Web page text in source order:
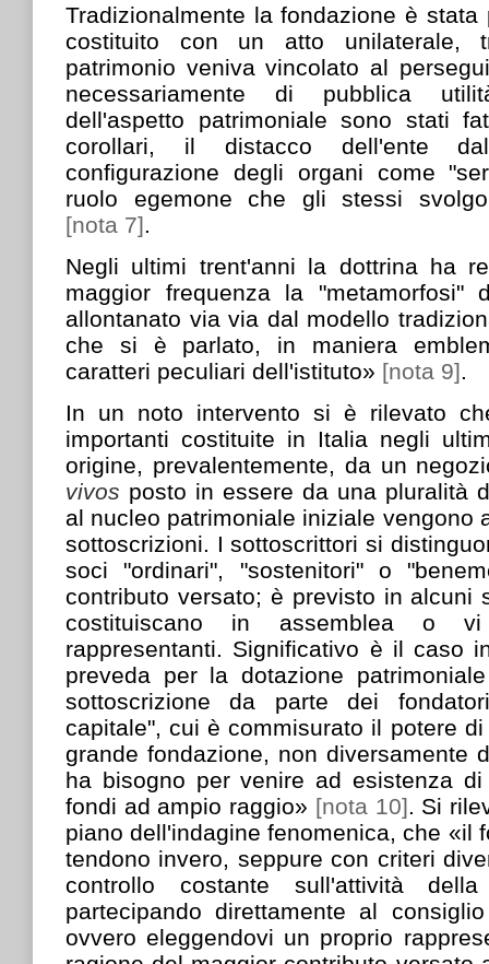
Tradizionalmente la fondazione è stata
costituito con un atto unilaterale,
patrimonio veniva vincolato al
necessariamente di pubblica
dell'aspetto patrimoniale sono stati
corollari, il distacco dell'ente
configurazione degli organi come
ruolo egemone che gli stessi
[nota 7].
Negli ultimi trent'anni la dottrina ha
maggior frequenza la "metamorfosi"
allontanato via via dal modello
che si è parlato, in maniera
caratteri peculiari dell'istituto» [nota 9].
In un noto intervento si è rilevato
importanti costituite in Italia negli
origine, prevalentemente, da un
vivos posto in essere da una pluralità
al nucleo patrimoniale iniziale vengono
sottoscrizioni. I sottoscrittori si
soci "ordinari", "sostenitori" o
contributo versato; è previsto in alcuni
costituiscano in assemblea o
rappresentanti. Significativo è il caso
preveda per la dotazione
sottoscrizione da parte dei
capitale", cui è commisurato il potere
grande fondazione, non diversamente
ha bisogno per venire ad esistenza
fondi ad ampio raggio» [nota 10]. Si
piano dell'indagine fenomenica, che «il
tendono invero, seppure con criteri
controllo costante sull'attività
partecipando direttamente al
ovvero eleggendovi un proprio